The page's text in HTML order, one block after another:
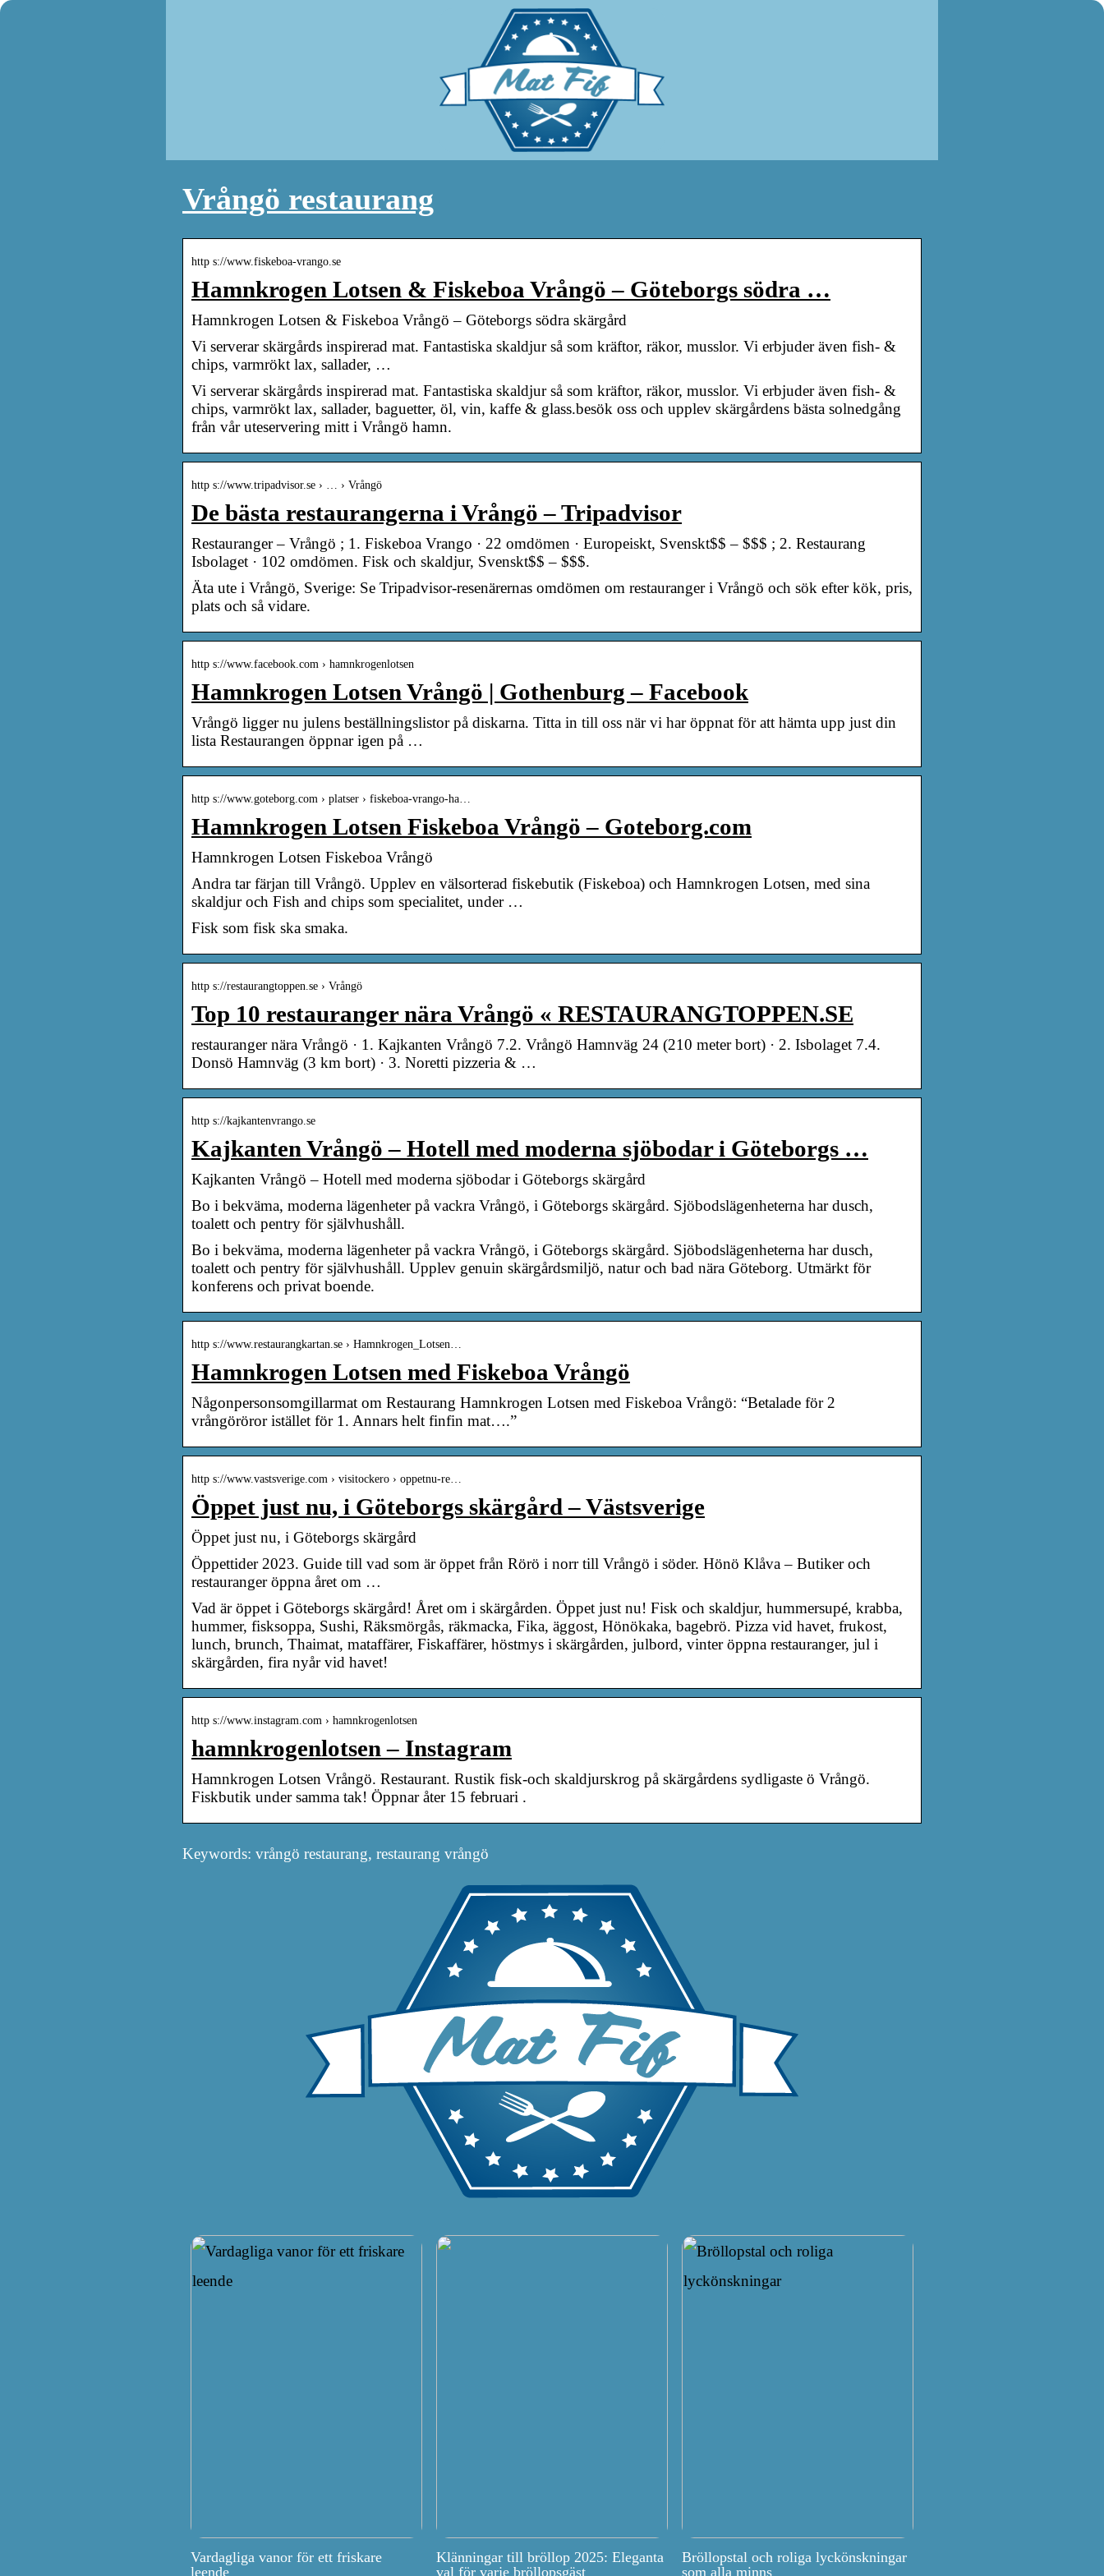
Vrångö restaurang
http s://www.fiskeboa-vrango.se
Hamnkrogen Lotsen & Fiskeboa Vrångö – Göteborgs södra …
Hamnkrogen Lotsen & Fiskeboa Vrångö – Göteborgs södra skärgård
Vi serverar skärgårds inspirerad mat. Fantastiska skaldjur så som kräftor, räkor, musslor. Vi erbjuder även fish- &
chips, varmrökt lax, sallader, …
Vi serverar skärgårds inspirerad mat. Fantastiska skaldjur så som kräftor, räkor, musslor. Vi erbjuder även fish- &
chips, varmrökt lax, sallader, baguetter, öl, vin, kaffe & glass.besök oss och upplev skärgårdens bästa solnedgång
från vår uteservering mitt i Vrångö hamn.
http s://www.tripadvisor.se › … › Vrångö
De bästa restaurangerna i Vrångö – Tripadvisor
Restauranger – Vrångö ; 1. Fiskeboa Vrango · 22 omdömen · Europeiskt, Svenskt$$ – $$$ ; 2. Restaurang
Isbolaget · 102 omdömen. Fisk och skaldjur, Svenskt$$ – $$$.
Äta ute i Vrångö, Sverige: Se Tripadvisor-resenärernas omdömen om restauranger i Vrångö och sök efter kök, pris,
plats och så vidare.
http s://www.facebook.com › hamnkrogenlotsen
Hamnkrogen Lotsen Vrångö | Gothenburg – Facebook
Vrångö ligger nu julens beställningslistor på diskarna. Titta in till oss när vi har öppnat för att hämta upp just din
lista Restaurangen öppnar igen på …
http s://www.goteborg.com › platser › fiskeboa-vrango-ha…
Hamnkrogen Lotsen Fiskeboa Vrångö – Goteborg.com
Hamnkrogen Lotsen Fiskeboa Vrångö
Andra tar färjan till Vrångö. Upplev en välsorterad fiskebutik (Fiskeboa) och Hamnkrogen Lotsen, med sina
skaldjur och Fish and chips som specialitet, under …
Fisk som fisk ska smaka.
http s://restaurangtoppen.se › Vrångö
Top 10 restauranger nära Vrångö « RESTAURANGTOPPEN.SE
restauranger nära Vrångö · 1. Kajkanten Vrångö 7.2. Vrångö Hamnväg 24 (210 meter bort) · 2. Isbolaget 7.4.
Donsö Hamnväg (3 km bort) · 3. Noretti pizzeria & …
http s://kajkantenvrango.se
Kajkanten Vrångö – Hotell med moderna sjöbodar i Göteborgs …
Kajkanten Vrångö – Hotell med moderna sjöbodar i Göteborgs skärgård
Bo i bekväma, moderna lägenheter på vackra Vrångö, i Göteborgs skärgård. Sjöbodslägenheterna har dusch,
toalett och pentry för självhushåll.
Bo i bekväma, moderna lägenheter på vackra Vrångö, i Göteborgs skärgård. Sjöbodslägenheterna har dusch,
toalett och pentry för självhushåll. Upplev genuin skärgårdsmiljö, natur och bad nära Göteborg. Utmärkt för
konferens och privat boende.
http s://www.restaurangkartan.se › Hamnkrogen_Lotsen…
Hamnkrogen Lotsen med Fiskeboa Vrångö
Någonpersonsomgillarmat om Restaurang Hamnkrogen Lotsen med Fiskeboa Vrångö: “Betalade för 2
vrångöröror istället för 1. Annars helt finfin mat….”
http s://www.vastsverige.com › visitockero › oppetnu-re…
Öppet just nu, i Göteborgs skärgård – Västsverige
Öppet just nu, i Göteborgs skärgård
Öppettider 2023. Guide till vad som är öppet från Rörö i norr till Vrångö i söder. Hönö Klåva – Butiker och
restauranger öppna året om …
Vad är öppet i Göteborgs skärgård! Året om i skärgården. Öppet just nu! Fisk och skaldjur, hummersupé, krabba,
hummer, fisksoppa, Sushi, Räksmörgås, räkmacka, Fika, äggost, Hönökaka, bagebrö. Pizza vid havet, frukost,
lunch, brunch, Thaimat, mataffärer, Fiskaffärer, höstmys i skärgården, julbord, vinter öppna restauranger, jul i
skärgården, fira nyår vid havet!
http s://www.instagram.com › hamnkrogenlotsen
hamnkrogenlotsen – Instagram
Hamnkrogen Lotsen Vrångö. Restaurant. Rustik fisk-och skaldjurskrog på skärgårdens sydligaste ö Vrångö.
Fiskbutik under samma tak! Öppnar åter 15 februari .
Keywords: vrångö restaurang, restaurang vrångö
Vardagliga vanor för ett friskare
leende
Klänningar till bröllop 2025: Eleganta
val för varje bröllopsgäst
Bröllopstal och roliga lyckönskningar
som alla minns